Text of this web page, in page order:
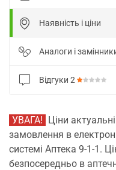
Наявність і ціни
Аналоги і
Відгуки 2
УВАГА! Ціни
замовлення в
системі Аптека 9-1-1.
безпосередньо в